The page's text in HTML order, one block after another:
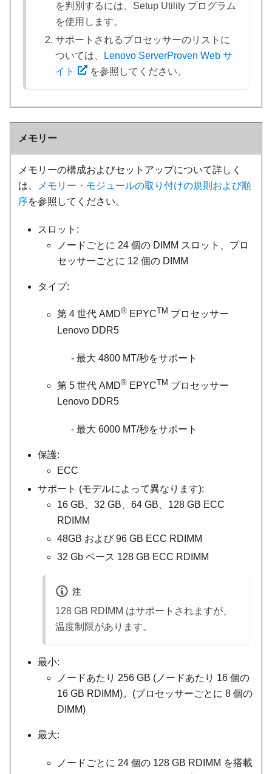
を判別するには、Setup Utility プログラム
を使用します。
サポートされるプロセッサーのリストに
ついては、
Lenovo ServerProven Web サ
イト
を参照してください。
メモリー
メモリーの構成およびセットアップについて詳しく
は、
メモリー・モジュールの取り付けの規則および順
序を参照してください。
スロット:
ノードごとに 24 個の DIMM スロット、プロ
セッサーごとに 12 個の DIMM
タイプ:
第 4 世代 AMD® EPYCTM プロセッサー
Lenovo DDR5
最大 4800 MT/秒をサポート
第 5 世代 AMD® EPYCTM プロセッサー
Lenovo DDR5
最大 6000 MT/秒をサポート
保護:
ECC
サポート (モデルによって異なります):
16 GB、32 GB、64 GB、128 GB ECC
RDIMM
48GB および 96 GB ECC RDIMM
32 Gb ベース 128 GB ECC RDIMM
注
128 GB RDIMM はサポートされますが、
温度制限があります。
最小:
ノードあたり 256 GB (ノードあたり 16 個の
16 GB RDIMM)。(プロセッサーごとに 8 個の
DIMM)
最大:
ノードごとに 24 個の 128 GB RDIMM を搭載